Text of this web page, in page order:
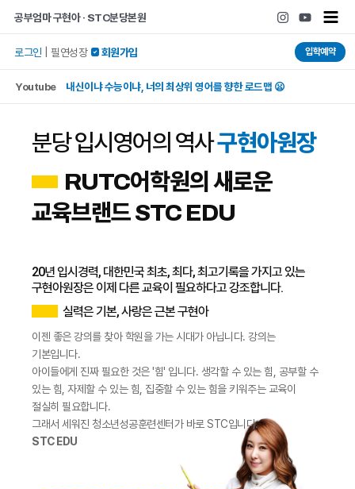
건너뛰기
공부엄마 구현아 · STC분당본원
Main
로그인 필연성장  회원가입 입학예약
Youtube 내신이냐 수능이냐, 너의 최상위 영어를 향한 로드맵 😦
분당 입시영어의 역사구현아원장
RUTC어학원의 새로운
교육브랜드 STC EDU
20년 입시경력, 대한민국 최초, 최다, 최고기록을 가지고 있는
구현아원장은 이제 다른 교육이 필요하다고 강조합니다.
실력은 기본, 사랑은 근본 구현아
이젠 좋은 강의를 찾아 학원을 가는 시대가 아닙니다. 강의는
기본입니다.
아이들에게 진짜 필요한 것은 '힘' 입니다. 생각할 수 있는 힘, 공부할 수
있는 힘, 자제할 수 있는 힘, 집중할 수 있는 힘을 키워주는 교육이
절실히 필요합니다.
그래서 세워진 청소년성공훈련센터가 바로 STC입니다.
STC EDU